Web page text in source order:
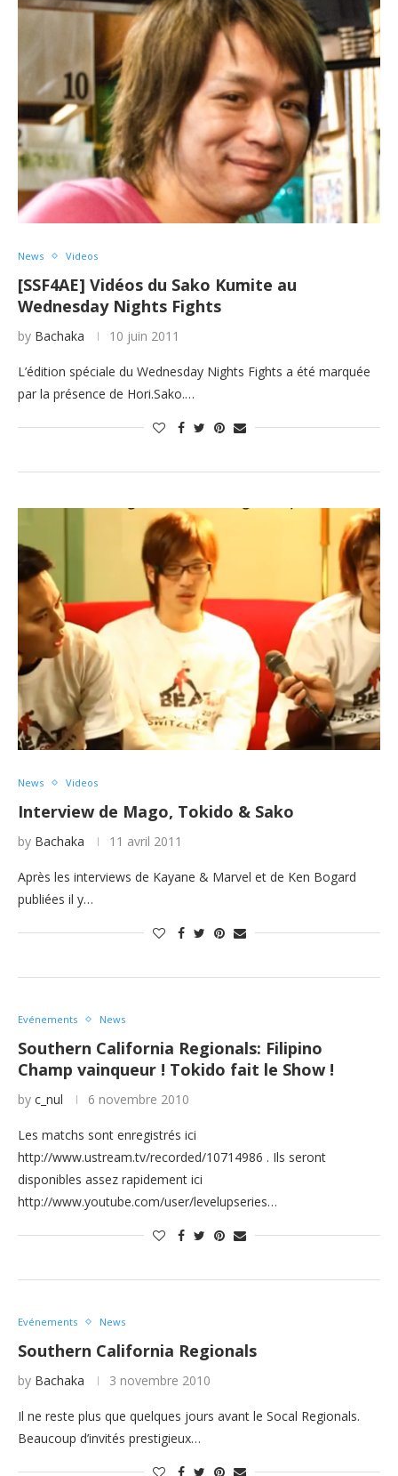
News Videos
[SSF4AE] Vidéos du Sako Kumite au
Wednesday Nights Fights
by Bachaka 10 juin 2011
L’édition spéciale du Wednesday Nights Fights a été marquée
par la présence de Hori.Sako.…
News Videos
Interview de Mago, Tokido & Sako
by Bachaka 11 avril 2011
Après les interviews de Kayane & Marvel et de Ken Bogard
publiées il y…
Evénements News
Southern California Regionals: Filipino
Champ vainqueur ! Tokido fait le Show !
by c_nul 6 novembre 2010
Les matchs sont enregistrés ici
http://www.ustream.tv/recorded/10714986 . Ils seront
disponibles assez rapidement ici
http://www.youtube.com/user/levelupseries…
Evénements News
Southern California Regionals
by Bachaka 3 novembre 2010
Il ne reste plus que quelques jours avant le Socal Regionals.
Beaucoup d’invités prestigieux…